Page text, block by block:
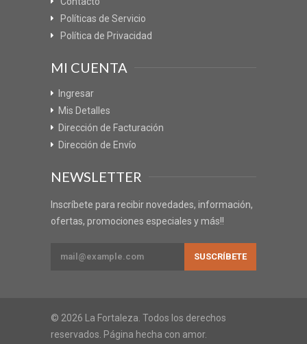
Políticas de Servicio
Política de Privacidad
MI CUENTA
Ingresar
Mis Detalles
Dirección de Facturación
Dirección de Envío
NEWSLETTER
Inscríbete para recibir novedades, información,
ofertas, promociones especiales y más!!
© 2026 La Fortaleza. Todos los derechos
reservados. Página hecha con amor.